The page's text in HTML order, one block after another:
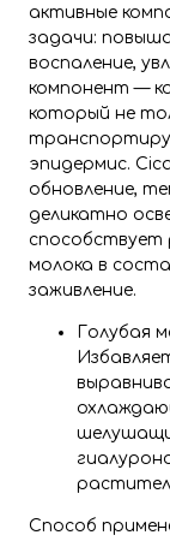
активные
задачи:
воспаление,
компонент —
который не
эпидермис.
обновление,
деликатно
способствует
молока в
заживление.
Голубая
Способ